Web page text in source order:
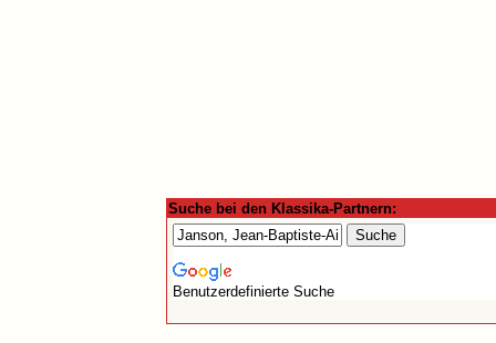
Suche bei den Klassika-Partnern:
Benutzerdefinierte Suche